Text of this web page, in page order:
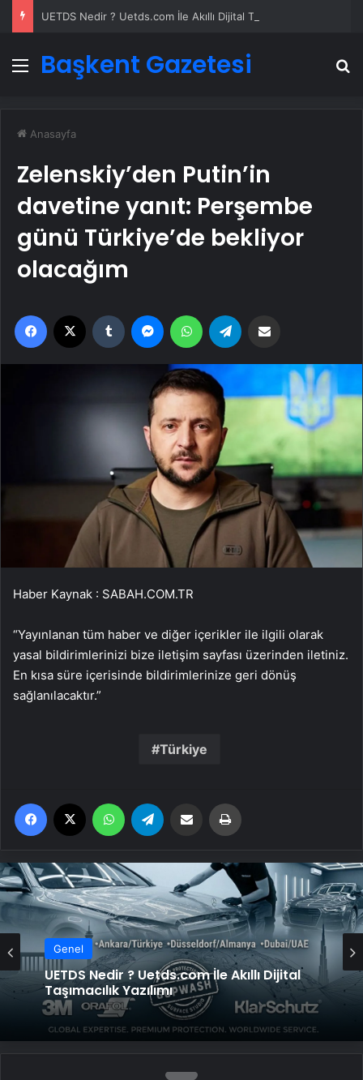
Menü
Başkent Gazetesi
Anasayfa
Zelenskiy’den Putin’in
davetine yanıt: Perşembe
günü Türkiye’de bekliyor
olacağım
Facebook Tumblr MessengerWhatsApp
Haber Kaynak : SABAH.COM.TR
“Yayınlanan tüm haber ve diğer içerikler ile ilgili olarak
yasal bildirimlerinizi bize iletişim sayfası üzerinden iletiniz.
En kısa süre içerisinde bildirimlerinize geri dönüş
sağlanılacaktır.”
Türkiye
Facebook WhatsApp Email'den paylaş
Genel
UETDS Nedir ? Uetds.com İle Akıllı Dijital
Taşımacılık Yazılımı